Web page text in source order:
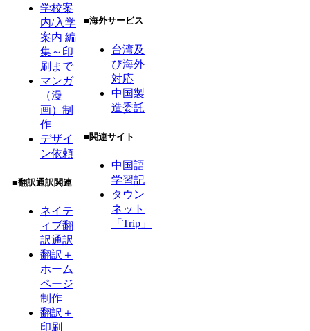
学校案
内/入学
案内 編
集～印
刷まで
マンガ
（漫
画）制
作
デザイ
ン依頼
■翻訳通訳関連
ネイテ
ィブ翻
訳通訳
翻訳＋
ホーム
ページ
制作
翻訳＋
印刷
■海外サービス
台湾及
び海外
対応
中国製
造委託
■関連サイト
中国語
学習記
タウン
ネット
「Trip」